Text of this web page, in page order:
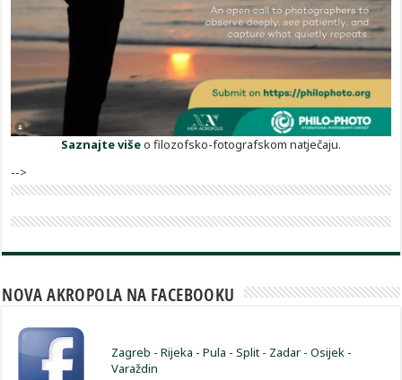
Saznajte višeo filozofsko-fotografskom natječaju.
-->
NOVA AKROPOLA NA FACEBOOKU
Zagreb -Rijeka -Pula -Split - Zadar -Osijek -
Varaždin